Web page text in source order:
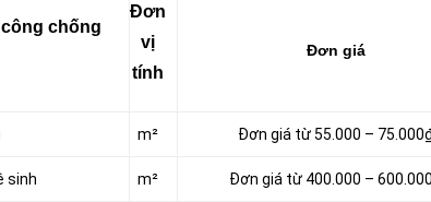
chống
Đơn
vị
tính
Đơn giá
m² Đơn giá từ 55.000 –
sinh m² Đơn giá từ 400.000 –